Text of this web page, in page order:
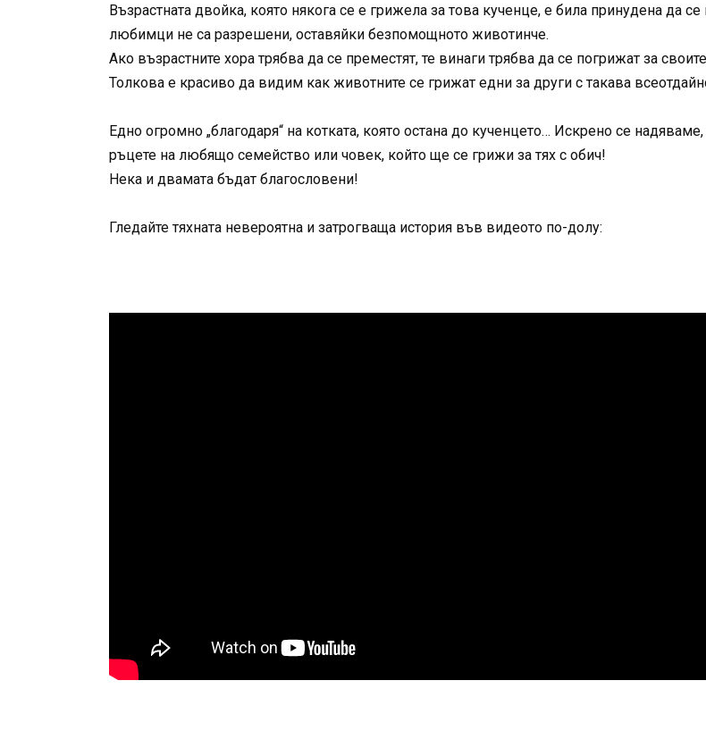
Възрастната двойка, която някога се е грижела за това кученце, е била принудена да
любимци не са разрешени, оставяйки безпомощното животинче.
Ако възрастните хора трябва да се преместят, те винаги трябва да се погрижат за
Толкова е красиво да видим как животните се грижат едни за други с такава
Едно огромно „благодаря“ на котката, която остана до кученцето… Искрено се
ръцете на любящо семейство или човек, който ще се грижи за тях с обич!
Нека и двамата бъдат благословени!
Гледайте тяхната невероятна и затрогваща история във видеото по-долу: